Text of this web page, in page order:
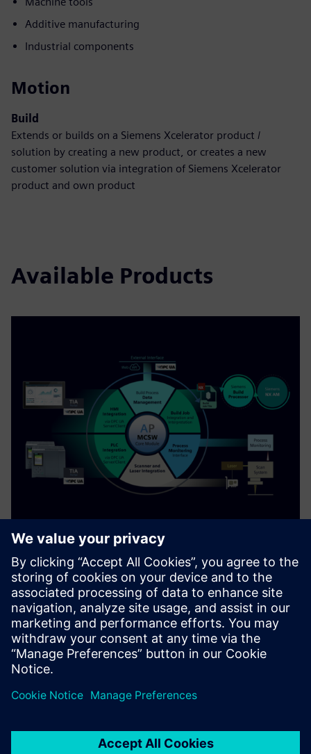
Additive manufacturing
Industrial components
Motion
Build
Extends or builds on a Siemens Xcelerator product /
solution by creating a new product, or creates a new
customer solution via integration of Siemens Xcelerator
product and own product
Available Products
Machine Control Software (MCSW)
for 3D Printers
MCSW is a Runtime Software Framework to orchestrate the
execution of a 3D print job on a 3D printing system
Saznajte više